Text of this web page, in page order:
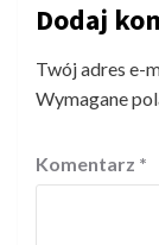
Dodaj
Twój adres e-
Wymagane
Komentarz *